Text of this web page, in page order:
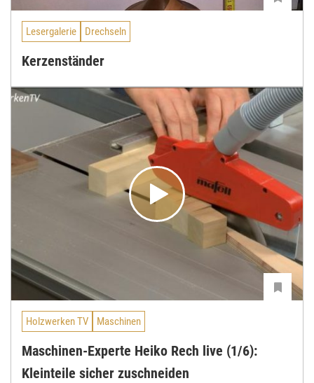
Lesergalerie Drechseln
Kerzenständer
Holzwerken TV Maschinen
Maschinen-Experte Heiko Rech live (1/6):
Kleinteile sicher zuschneiden